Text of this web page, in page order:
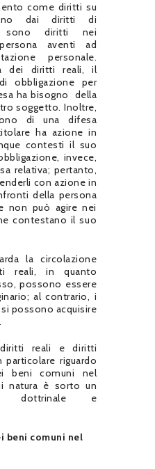
come diritti su
dai diritti di
sono diritti nei
aventi ad
personale.
dei diritti reali, il
obbligazione per
ha bisogno della
soggetto. Inoltre,
di una difesa
ha azione in
contesti il suo
invece,
relativa; pertanto,
con azione in
della persona
non può agire nei
contestano il suo
la circolazione
reali, in quanto
possono essere
al contrario, i
possono acquisire
reali e diritti
riguardo
beni comuni nel
natura è sorto un
dottrinale e
beni comuni nel